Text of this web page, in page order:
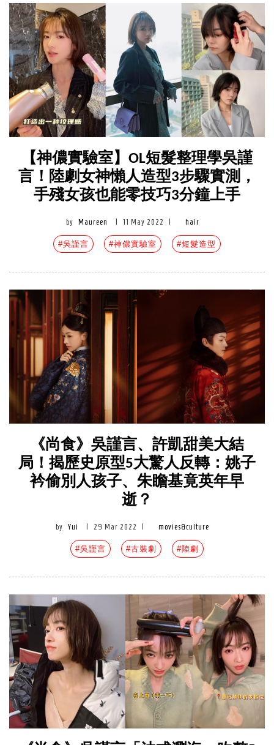
【神儂實驗室】OL短髮整理學吳謹
言！陸劇女神懶人造型3步驟實測，
手殘女孩也能零技巧3分鐘上手
by Maureen 11 May 2022 hair
#吳謹言 #神儂實驗室 #短髮造型
《尚食》吳謹言、許凱甜美大結
局！揭歷史原型5大驚人反轉：姚子
衿偷別人孩子、朱瞻基竟英年早
逝？
by Yui 29 Mar 2022 movies&culture
#吳謹言 #古裝劇 #陸劇